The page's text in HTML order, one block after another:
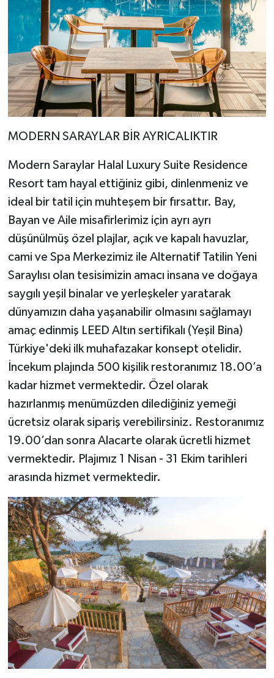
MODERN SARAYLAR BİR AYRICALIKTIR
Modern Saraylar Halal Luxury Suite Residence
Resort tam hayal ettiğiniz gibi, dinlenmeniz ve
ideal bir tatil için muhteşem bir fırsattır. Bay,
Bayan ve Aile misafirlerimiz için ayrı ayrı
düşünülmüş özel plajlar, açık ve kapalı havuzlar,
cami ve Spa Merkezimiz ile Alternatif Tatilin Yeni
Saraylısı olan tesisimizin amacı insana ve doğaya
saygılı yeşil binalar ve yerleşkeler yaratarak
dünyamızın daha yaşanabilir olmasını sağlamayı
amaç edinmiş LEED Altın sertifikalı (Yeşil Bina)
Türkiye'deki ilk muhafazakar konsept otelidir.
İncekum plajında 500 kişilik restoranımız 18.00’a
kadar hizmet vermektedir. Özel olarak
hazırlanmış menümüzden dilediğiniz yemeği
ücretsiz olarak sipariş verebilirsiniz. Restoranımız
19.00’dan sonra Alacarte olarak ücretli hizmet
vermektedir. Plajımız 1 Nisan - 31 Ekim tarihleri
arasında hizmet vermektedir.